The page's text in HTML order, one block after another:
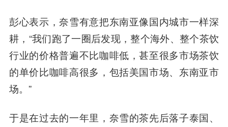
彭心表示，奈雪有意把东南亚像国内城市一样深
耕，“我们跑了一圈后发现，整个海外、整个茶饮
行业的价格普遍不比咖啡低，甚至很多市场茶饮
的单价比咖啡高很多，包括美国市场、东南亚市
场。”
于是在过去的一年里，奈雪的茶先后落子泰国、